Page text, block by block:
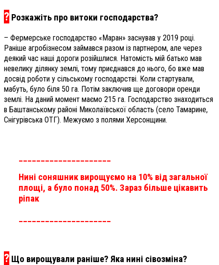
? Розкажіть про витоки господарства?
– Фермерське господарство «Маран» заснував у 2019 році.
Раніше агробізнесом займався разом із партнером, але через
деякий час наші дороги розійшлися. Натомість мій батько мав
невелику ділянку землі, тому приєднався до нього, бо вже мав
досвід роботи у сільському господарстві. Коли стартували,
мабуть, було біля 50 га. Потім заключив ще договори оренди
землі. На даний момент маємо 215 га. Господарство знаходиться
в Баштанському районі Миколаївської область (село Тамарине,
Снігурівська ОТГ). Межуємо з полями Херсонщини.
_____________________
Нині соняшник вирощуємо на 10% від загальної
площі, а було понад 50%. Зараз більше цікавить
ріпак
_____________________
? Що вирощували раніше? Яка нині сівозміна?